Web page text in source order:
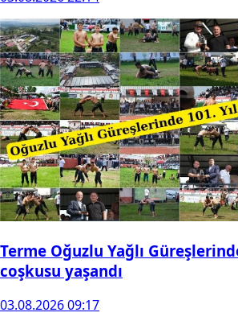
Terme Oğuzlu Yağlı
coşkusu yaşandı
03.08.2026 09:17